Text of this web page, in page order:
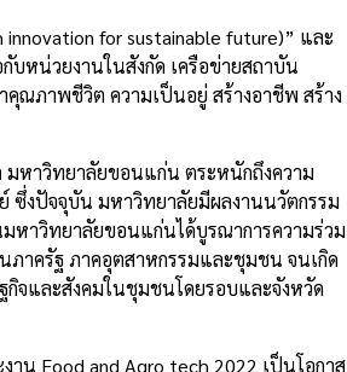
for sustainable future)” และ
บหน่วยงานในสังกัด เครือข่ายสถาบัน
ณภาพชีวิต ความเป็นอยู่ สร้างอาชีพ สร้าง
มหาวิทยาลัยขอนแก่น ตระหนักถึงความ
ซึ่งปัจจุบัน มหาวิทยาลัยมีผลงานนวัตกรรม
หาวิทยาลัยขอนแก่นได้บูรณาการความร่วม
าครัฐ ภาคอุตสาหกรรมและชุมชน จนเกิด
กิจและสังคมในชุมชนโดยรอบและจังหวัด
น Food and Agro tech 2022 เป็นโอกาส